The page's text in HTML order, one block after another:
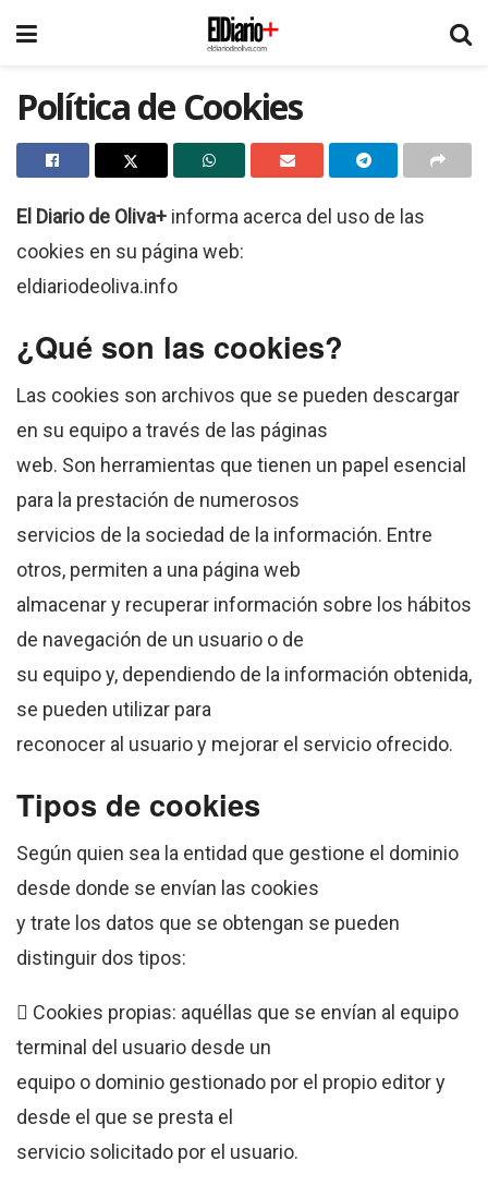
Política de Cookies
El Diario de Oliva+ informa acerca del uso de las
cookies en su página web:
eldiariodeoliva.info
¿Qué son las cookies?
Las cookies son archivos que se pueden descargar
en su equipo a través de las páginas
web. Son herramientas que tienen un papel esencial
para la prestación de numerosos
servicios de la sociedad de la información. Entre
otros, permiten a una página web
almacenar y recuperar información sobre los hábitos
de navegación de un usuario o de
su equipo y, dependiendo de la información obtenida,
se pueden utilizar para
reconocer al usuario y mejorar el servicio ofrecido.
Tipos de cookies
Según quien sea la entidad que gestione el dominio
desde donde se envían las cookies
y trate los datos que se obtengan se pueden
distinguir dos tipos:
 Cookies propias: aquéllas que se envían al equipo
terminal del usuario desde un
equipo o dominio gestionado por el propio editor y
desde el que se presta el
servicio solicitado por el usuario.